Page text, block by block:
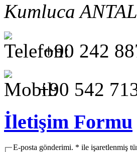
Kumluca
+90 242
+90 542
İletişim Formu
E-posta gönderimi. * ile işaretlenmiş